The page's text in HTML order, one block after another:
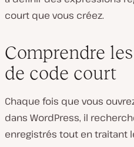
court que vous créez.
Comprendre
de code court
Chaque fois que vous
dans WordPress, il
enregistrés tout en traitant